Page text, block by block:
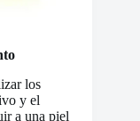
los
y el
a una piel